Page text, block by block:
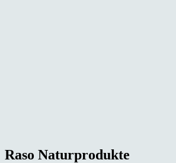
Raso Naturprodukte